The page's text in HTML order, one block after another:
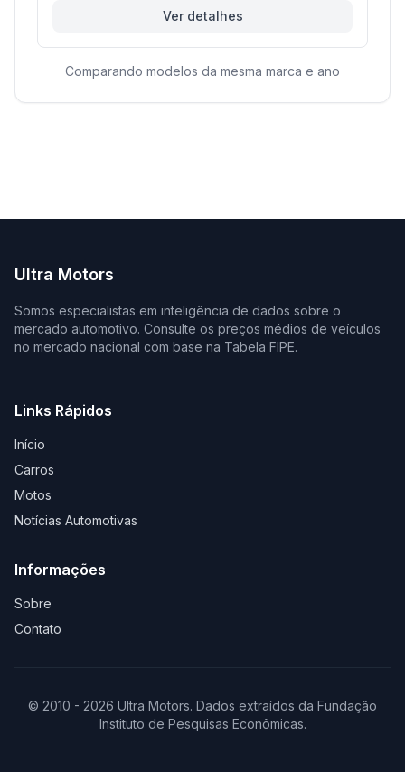
Ver detalhes
Comparando modelos da mesma marca e ano
Ultra Motors
Somos especialistas em inteligência de dados sobre o
mercado automotivo. Consulte os preços médios de veículos
no mercado nacional com base na Tabela FIPE.
Links Rápidos
Início
Carros
Motos
Notícias Automotivas
Informações
Sobre
Contato
© 2010 - 2026 Ultra Motors. Dados extraídos da Fundação
Instituto de Pesquisas Econômicas.